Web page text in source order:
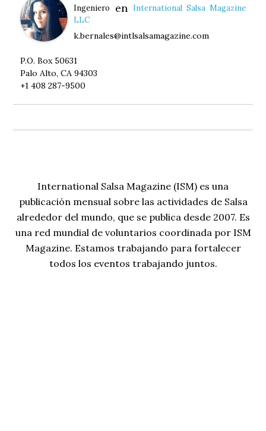
Ingeniero en International Salsa Magazine
LLC
k.bernales@intlsalsamagazine.com
P.O. Box 50631
Palo Alto, CA 94303
+1 408 287-9500
International Salsa Magazine (ISM) es una
publicación mensual sobre las actividades de Salsa
alrededor del mundo, que se publica desde 2007. Es
una red mundial de voluntarios coordinada por ISM
Magazine. Estamos trabajando para fortalecer
todos los eventos trabajando juntos.